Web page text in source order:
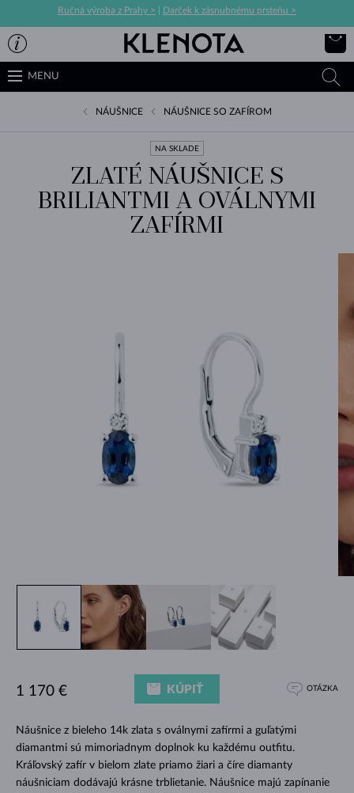
Ručná výroba z Prahy > Darček k zásnubnému prsteňu >
MENU
NÁUŠNICE NÁUŠNICE SO ZAFÍROM
NA SKLADE
ZLATÉ NÁUŠNICE S
BRILIANTMI A OVÁLNYMI
ZAFÍRMI
Náušnice z bieleho 14k zlata s oválnymi zafírmi a guľatými
diamantmi sú mimoriadnym doplnok ku každému outfitu.
Kráľovský zafír v bielom zlate priamo žiari a číre diamanty
náušniciam dodávajú krásne trblietanie. Náušnice majú zapínanie
1 170 € KÚPIŤ OTÁZKA